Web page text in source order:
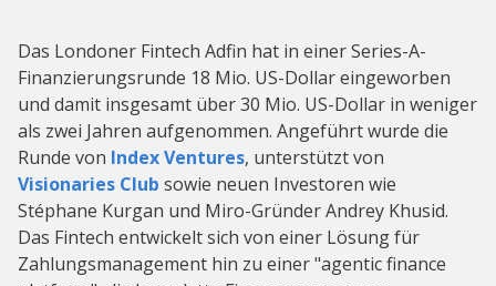
Das Londoner Fintech Adfin hat in einer Series-A-
Finanzierungsrunde 18 Mio. US-Dollar eingeworben
und damit insgesamt über 30 Mio. US-Dollar in weniger
als zwei Jahren aufgenommen. Angeführt wurde die
Runde von Index Ventures, unterstützt von
Visionaries Club sowie neuen Investoren wie
Stéphane Kurgan und Miro-Gründer Andrey Khusid.
Das Fintech entwickelt sich von einer Lösung für
Zahlungsmanagement hin zu einer "agentic finance